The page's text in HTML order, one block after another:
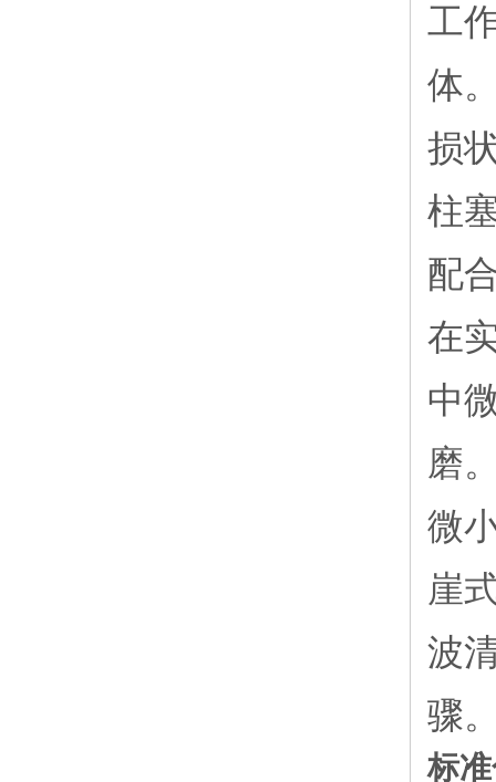
工
体
损
柱
配
在
中
磨
微
崖
波
骤
标